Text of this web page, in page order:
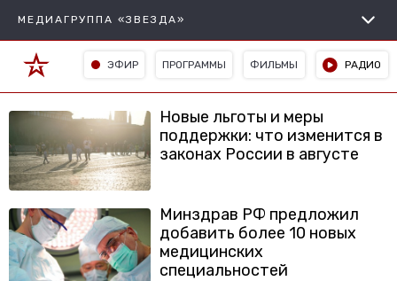
МЕДИАГРУППА «ЗВЕЗДА»
ЭФИР ПРОГРАММЫ ФИЛЬМЫ РАДИО
Новые льготы и меры
поддержки: что изменится в
законах России в августе
Минздрав РФ предложил
добавить более 10 новых
медицинских
специальностей